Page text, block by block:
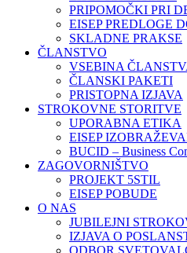
PRIPOMOČKI PRI
EISEP PREDLOGE
SKLADNE PRAKSE
ČLANSTVO
VSEBINA
ČLANSKI PAKETI
PRISTOPNA IZJAVA
STROKOVNE STORITVE
UPORABNA ETIKA
EISEP
BUCID – Business
ZAGOVORNIŠTVO
PROJEKT 5STIL
EISEP POBUDE
O NAS
JUBILEJNI
IZJAVA O
ODBOR